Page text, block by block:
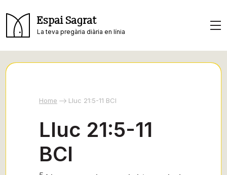
Espai Sagrat
La teva pregària diària en línia
Home Lluc 21:5-11 BCI
Lluc 21:5-11
BCI